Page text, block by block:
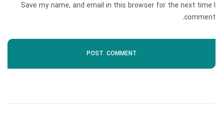
Save my name, and email in this browser for the next time I
comment.